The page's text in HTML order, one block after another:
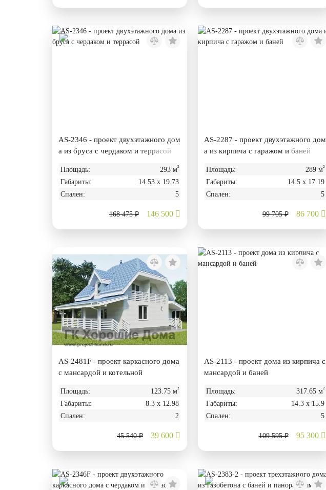
AS-2346 - проект двухэтажного дом
а из бруса с чердаком и террасой
Площадь: 293 м²
Габариты:
14.53 х 19.73
Спален:
5
168 475 ₽ 146 500
AS-2287 - проект двухэтажного дом
а из кирпича с гаражом и баней
Площадь: 289 м²
Габариты:
14.5 х 17.19
Спален:
5
99 705 ₽ 86 700
AS-2481F - проект каркасного дома
с мансардой и котельной
Площадь: 123.75 м²
Габариты:
8.3 х 12.98
Спален:
2
45 540 ₽ 39 600
AS-2113 - проект дома из кирпича с
мансардой и баней
Площадь: 317.65 м²
Габариты:
14.3 х 15.9
Спален:
5
109 595 ₽ 95 300